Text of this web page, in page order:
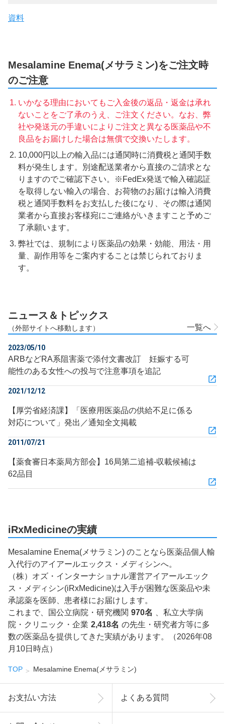
資料
Mesalamine Enema(メサラミン)をご注文時
のご注意
いかなる理由においてもご入金後の返品・返金は承れ
ないことをご了承のうえ、ご注文ください。なお、弊
社や発送元の手違いによりご注文と異なる医薬品や不
良品をお届けした場合は無償で交換いたします。
10,000円以上の輸入品には通関時に消費税と通関手数
料が発生します。別途配送業者から直接のご請求とな
りますのでご確認下さい。※FedEx発送で輸入確認証
を取得しない輸入の場合、お荷物のお届けは輸入消費
税と通関手数料をお支払した後になり、その際は通関
業者から直接お客様宛にご連絡がいきますこと予めご
了承願います。
弊社では、規制により医薬品の効果・効能、用法・用
量、副作用等をご案内することは禁じられておりま
す。
ニュース＆トピックス
（外部サイトへ移動します） 一覧へ
2023/05/10
ARBなどRA系阻害薬で添付文書改訂 妊娠する可
能性のある女性への投与で注意事項を追記
2021/12/12
【厚労省経済課】「医療用医薬品の供給不足に係る
対応について」発出／通知全文掲載
2011/07/21
【薬食審日本薬局方部会】16局第二追補‐収載候補は
62品目
iRxMedicineの実績
Mesalamine Enema(メサラミン) のことなら医薬品個人輸
入代行のアイアールエックス・メディシンへ。
（株）オズ・インターナショナル運営アイアールエック
ス・メディシン(iRxMedicine)は入手が困難な医薬品や未
承認薬を医師、患者様にお届けします。
これまで、国公立病院・研究機関 970名
、私立大学病
院・クリニック・企業 2,418名 の先生・研究者方等に多
数の医薬品を提供してきた実績があります。（2026年08
月10日時点）
TOP Mesalamine Enema(メサラミン)
お支払い方法 よくある質問